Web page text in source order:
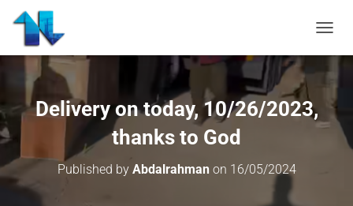
Delivery on today, 10/26/2023,
thanks to God
Published by Abdalrahman on 16/05/2024